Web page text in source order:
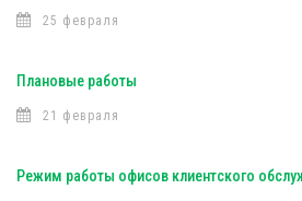
25 февраля
Плановые работы
21 февраля
Режим работы офисов клиентского